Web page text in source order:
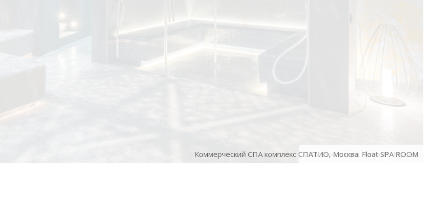
Коммерческий СПА комплекс СПАТИО, Москва. Float SPA ROOM